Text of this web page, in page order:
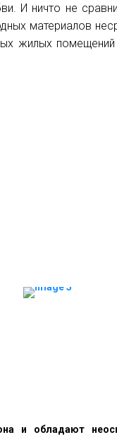
И ничто не
материалов
жилых помещений
и обладают